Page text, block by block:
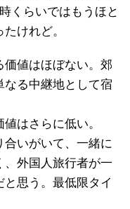
くらいではもうほと
けれど。
値はほぼない。郊
る中継地として宿
はさらに低い。
合いがいて、一緒に
、外国人旅行者が一
思う。最低限タイ